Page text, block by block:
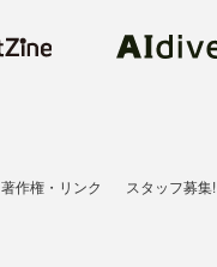
著作権・リンク スタッフ募集!